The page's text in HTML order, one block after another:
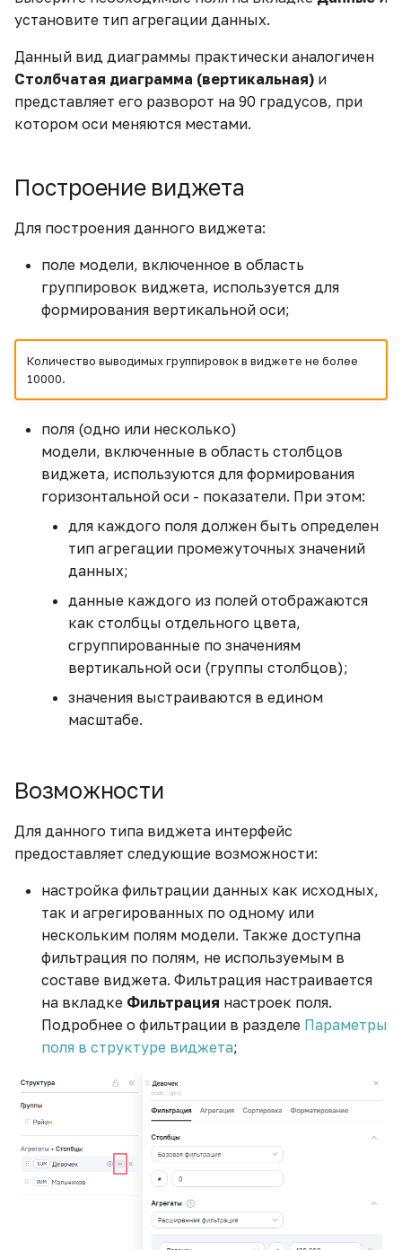
данных
ETL-блоки
Вычисляемые поля
ETL-редактор
Работа с каталогами
Клонирование виджета
Экспорт данных
доступом
Email рассылки
Общий доступ
Действия пользователей
Просмотр модели
виджета
Просмотр виджетов
Общий доступ
Наследуемые права
Действия пользователей
Переменные
Контейнеры
Вкладки
Изображения
Работа с каталогами
Замена источников в
Заполнение вычисляемой
таблицы данными из
таблицы источника
значений датасета
Звёздный рейтинг
сфере здравоохранения
Как встроить виджет в
сайт
Как построить опорную
линию
Как посчитать АППГ
(аналогичный период
Кнопка-переключатель
для виджета
Кнопка-переключатель
для выбора периода
Линейный график с
пиковыми значениями
Моя первая ML-модель
Настройка
автоматического сбора
статистики из Telegram
Настройка виджета
Тренд
Настройка цветового
Обновление данных и
Airflow
Обогащение данных —
Общий гайд по созданию
установите тип агрегации данных.
Данный вид диаграммы практически аналогичен
Столбчатая диаграмма (вертикальная) и
представляет его разворот на 90 градусов, при
котором оси меняются местами.
Построение виджета
Для построения данного виджета:
поле модели, включенное в область
группировок виджета, используется для
формирования вертикальной оси;
Количество выводимых группировок в виджете не более
10000.
поля (одно или несколько)
модели, включенные в область столбцов
виджета, используются для формирования
горизонтальной оси - показатели. При этом:
для каждого поля должен быть определен
тип агрегации промежуточных значений
данных;
данные каждого из полей отображаются
как столбцы отдельного цвета,
сгруппированные по значениям
вертикальной оси (группы столбцов);
значения выстраиваются в едином
масштабе.
Возможности
Для данного типа виджета интерфейс
предоставляет следующие возможности:
настройка фильтрации данных как исходных,
так и агрегированных по одному или
нескольким полям модели. Также доступна
фильтрация по полям, не используемым в
составе виджета. Фильтрация настраивается
на вкладке Фильтрация настроек поля.
Подробнее о фильтрации в разделе Параметры
поля в структуре виджета;